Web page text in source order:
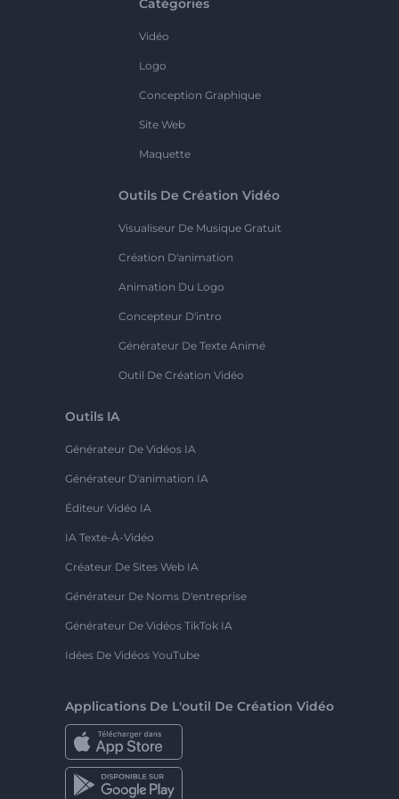
Catégories
Vidéo
Logo
Conception Graphique
Site Web
Maquette
Outils De Création Vidéo
Visualiseur De Musique Gratuit
Création D'animation
Animation Du Logo
Concepteur D'intro
Générateur De Texte Animé
Outil De Création Vidéo
Outils IA
Générateur De Vidéos IA
Générateur D'animation IA
Éditeur Vidéo IA
IA Texte-À-Vidéo
Créateur De Sites Web IA
Générateur De Noms D'entreprise
Générateur De Vidéos TikTok IA
Idées De Vidéos YouTube
Applications De L'outil De Création Vidéo